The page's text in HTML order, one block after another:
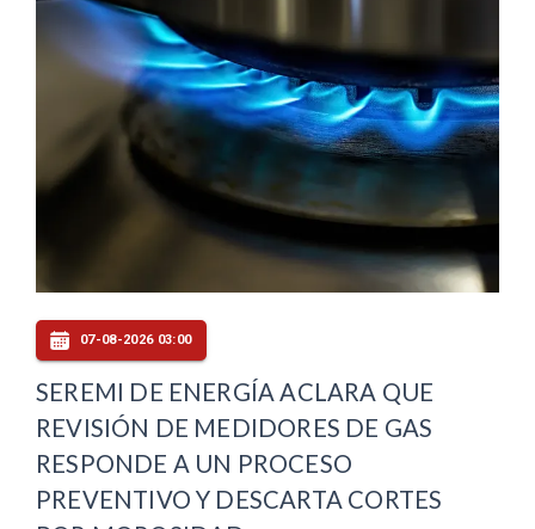
07-08-2026 03:00
SEREMI DE ENERGÍA ACLARA QUE
REVISIÓN DE MEDIDORES DE GAS
RESPONDE A UN PROCESO
PREVENTIVO Y DESCARTA CORTES